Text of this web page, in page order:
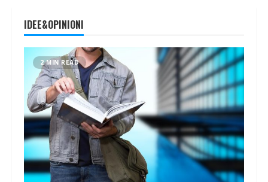
IDEE&OPINIONI
2 MIN READ